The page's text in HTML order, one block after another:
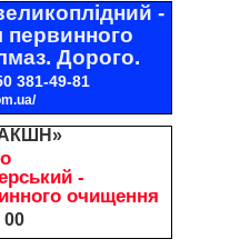
-
первинного
Дорого.
381-49-81
-
очищення
00